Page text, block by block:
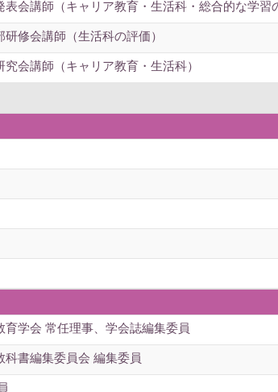
会講師（キャリア教育・生活科・総合的な学習
修会講師（生活科の評価）
会講師（キャリア教育・生活科）
育学会 常任理事、学会誌編集委員
書編集委員会 編集委員